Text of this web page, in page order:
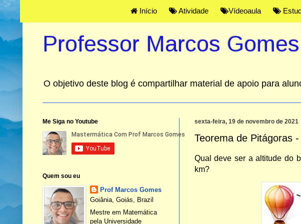
Início Atividade Vídeoaula
Professor Marcos Gomes
O objetivo deste blog é compartilhar material de apoio para
sexta-feira, 19 de novembro de 2021
Teorema de Pitágoras
Qual deve ser a altitude do
km?
Me Siga no Youtube
Quem sou eu
Prof Marcos Gomes
Goiânia, Goiás, Brazil
Mestre em Matemática
pela Universidade